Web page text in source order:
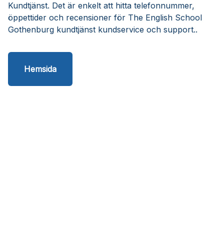
Kundtjänst. Det är enkelt att hitta telefonnummer,
öppettider och recensioner för The English School
Gothenburg kundtjänst kundservice och support..
Hemsida